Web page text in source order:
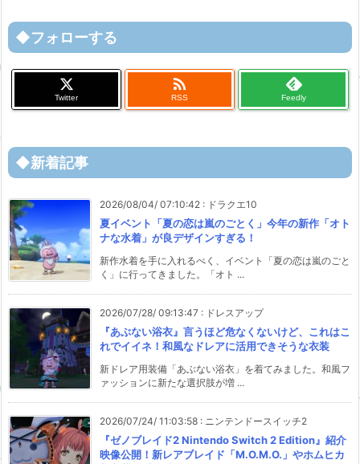
◆フォローする
Twitter

RSS Feedly
◆新着記事
2026/08/04/ 07:10:42 : ドラクエ10
夏イベント「夏の恋は嵐のごとく」今年の新作「オト
ナな水着」が良デザインすぎる！
新作水着を手に入れるべく、イベント「夏の恋は嵐のごと
く」に行ってきました。「オト ...
2026/07/28/ 09:13:47 : ドレスアップ
『あぶない浴衣』言うほど危なくないけど、これはこ
れでイイネ！和風なドレアに活用できそうな衣装
新ドレア用装備「あぶない浴衣」を着てみました。和風フ
ァッションに新たな選択肢が増 ...
2026/07/24/ 11:03:58 : ニンテンドースイッチ2
『ゼノブレイド2 Nintendo Switch 2 Edition』紹介
映像公開！新レアブレイド「M.O.M.O.」やホムヒカ